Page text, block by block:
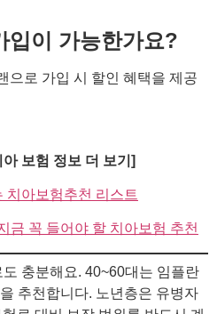
입이 가능한가요?
으로 가입 시 할인 혜택을 제공
보험 정보 더 보기]
치아보험추천 리스트
금 꼭 들어야 할 치아보험 추천
충분해요. 40~60대는 임플란
추천합니다. 노년층은 유병자